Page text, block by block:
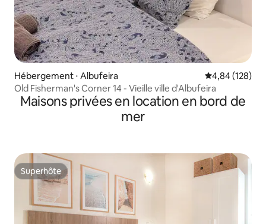
Hébergement ⋅ Albufeira Évaluation
4,84 (128)
Old Fisherman's Corner 14 - Vieille ville d'Albufeira
Maisons privées en location en bord de
mer
Superhôte
Superhôte